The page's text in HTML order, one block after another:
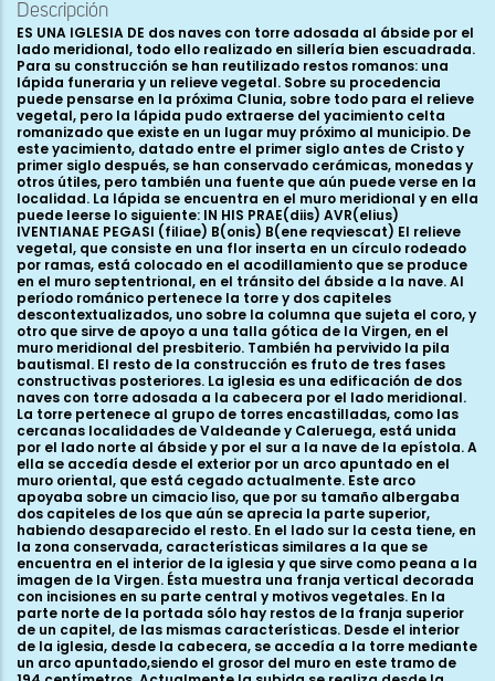
Descripción
ES UNA IGLESIA DE dos naves con torre adosada al ábside por el
lado meridional, todo ello realizado en sillería bien escuadrada.
Para su construcción se han reutilizado restos romanos: una
lápida funeraria y un relieve vegetal. Sobre su procedencia
puede pensarse en la próxima Clunia, sobre todo para el relieve
vegetal, pero la lápida pudo extraerse del yacimiento celta
romanizado que existe en un lugar muy próximo al municipio. De
este yacimiento, datado entre el primer siglo antes de Cristo y
primer siglo después, se han conservado cerámicas, monedas y
otros útiles, pero también una fuente que aún puede verse en la
localidad. La lápida se encuentra en el muro meridional y en ella
puede leerse lo siguiente: IN HIS PRAE(diis) AVR(elius)
IVENTIANAE PEGASI (filiae) B(onis) B(ene reqviescat) El relieve
vegetal, que consiste en una flor inserta en un círculo rodeado
por ramas, está colocado en el acodillamiento que se produce
en el muro septentrional, en el tránsito del ábside a la nave. Al
período románico pertenece la torre y dos capiteles
descontextualizados, uno sobre la columna que sujeta el coro, y
otro que sirve de apoyo a una talla gótica de la Virgen, en el
muro meridional del presbiterio. También ha pervivido la pila
bautismal. El resto de la construcción es fruto de tres fases
constructivas posteriores. La iglesia es una edificación de dos
naves con torre adosada a la cabecera por el lado meridional.
La torre pertenece al grupo de torres encastilladas, como las
cercanas localidades de Valdeande y Caleruega, está unida
por el lado norte al ábside y por el sur a la nave de la epístola. A
ella se accedía desde el exterior por un arco apuntado en el
muro oriental, que está cegado actualmente. Este arco
apoyaba sobre un cimacio liso, que por su tamaño albergaba
dos capiteles de los que aún se aprecia la parte superior,
habiendo desaparecido el resto. En el lado sur la cesta tiene, en
la zona conservada, características similares a la que se
encuentra en el interior de la iglesia y que sirve como peana a la
imagen de la Virgen. Ésta muestra una franja vertical decorada
con incisiones en su parte central y motivos vegetales. En la
parte norte de la portada sólo hay restos de la franja superior
de un capitel, de las mismas características. Desde el interior
de la iglesia, desde la cabecera, se accedía a la torre mediante
un arco apuntado,siendo el grosor del muro en este tramo de